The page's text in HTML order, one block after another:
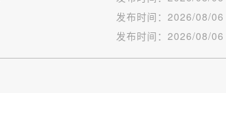
发布时间： 2026/08/06
发布时间： 2026/08/06